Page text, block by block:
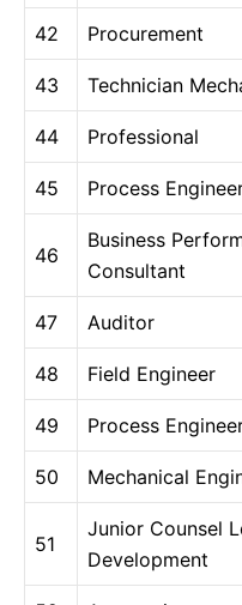
42 Procurement
43 Technician
44 Professional
45 Process
46
Business
Consultant
47 Auditor
48 Field Engineer
49 Process
50 Mechanical
51
Junior Counsel
Development